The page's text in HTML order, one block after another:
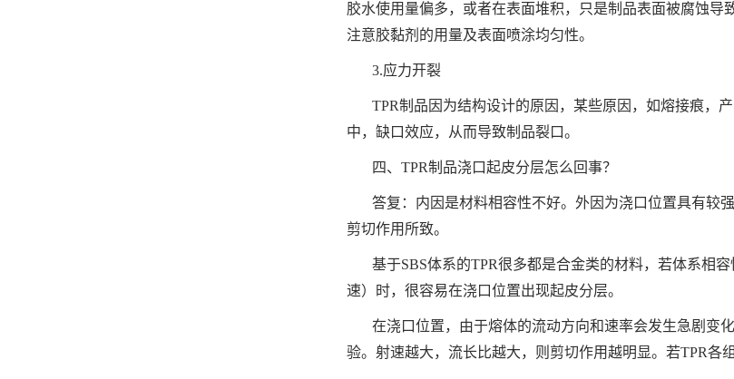
胶水使用量偏多，或者在表面堆积，只是制品表面被腐蚀
注意胶黏剂的用量及表面喷涂均匀性。
3.应力开裂
TPR制品因为结构设计的原因，某些原因，如熔接痕，
中，缺口效应，从而导致制品裂口。
四、TPR制品浇口起皮分层怎么回事？
答复：内因是材料相容性不好。外因为浇口位置具有较
剪切作用所致。
基于SBS体系的TPR很多都是合金类的材料，若体系相
速）时，很容易在浇口位置出现起皮分层。
在浇口位置，由于熔体的流动方向和速率会发生急剧变
验。射速越大，流长比越大，则剪切作用越明显。若TPR各